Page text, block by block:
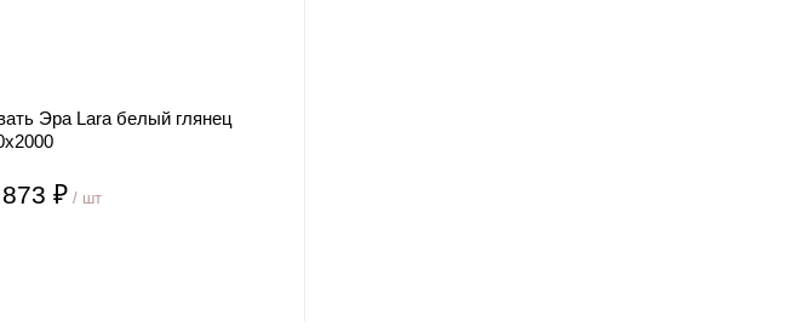
Эра Lara белый глянец
₽ / шт